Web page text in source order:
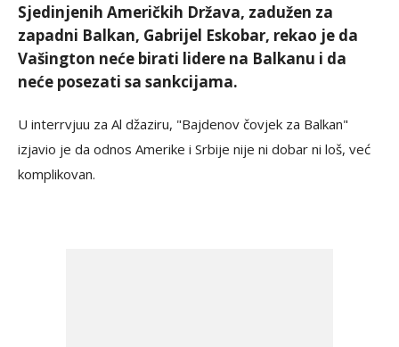
Sjedinjenih Američkih Država, zadužen za
zapadni Balkan, Gabrijel Eskobar, rekao je da
Vašington neće birati lidere na Balkanu i da
neće posezati sa sankcijama.
U interrvjuu za Al džaziru, "Bajdenov čovjek za Balkan"
izjavio je da odnos Amerike i Srbije nije ni dobar ni loš, već
komplikovan.